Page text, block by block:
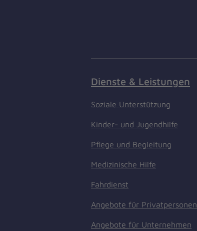
Dienste & Leistungen
Soziale Unterstützung
Kinder- und Jugendhilfe
Pflege und Begleitung
Medizinische Hilfe
Fahrdienst
Angebote für Privatpersonen
Angebote für Unternehmen